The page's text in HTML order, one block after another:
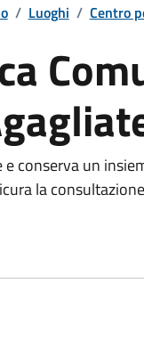
/ Luoghi / Centro
e conserva un
la